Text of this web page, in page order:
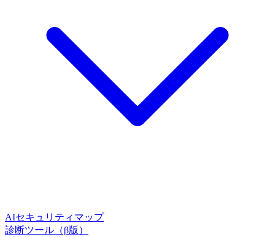
AIセキュリティマップ
診断ツール（β版）